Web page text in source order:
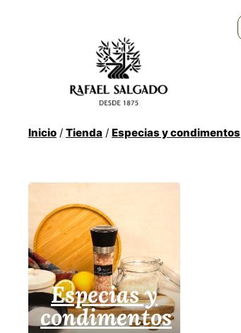
Inicio / Tienda / Especias y condimentos
Especias y
condimentos